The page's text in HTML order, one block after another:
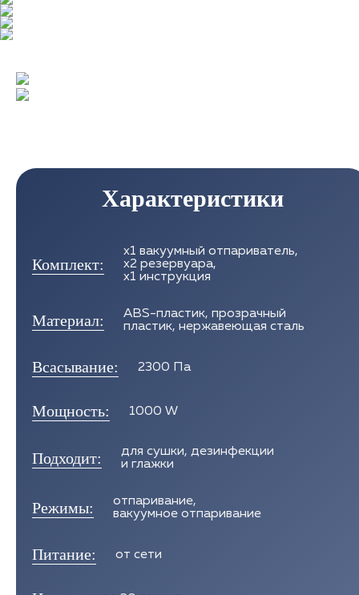
Характеристики
Комплект:
х1 вакуумный отпариватель,
х2 резервуара,
х1 инструкция
Материал:
ABS-пластик, прозрачный
пластик, нержавеющая сталь
Всасывание: 2300 Па
Мощность: 1000 W
Подходит:
для сушки, дезинфекции
и глажки
Режимы:
отпаривание,
вакуумное отпаривание
Питание: от сети